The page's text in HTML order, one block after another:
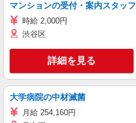
マンションの受付・案内スタッフ
時給 2,000円
渋谷区
詳細を見る
大学病院の中材滅菌
月給 254,160円